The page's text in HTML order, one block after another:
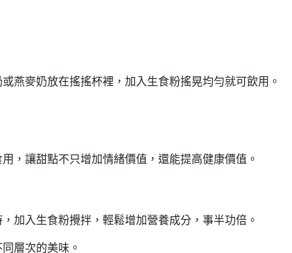
燕麥奶放在搖搖杯裡，加入生食粉搖晃均勻就可飲用。
，讓甜點不只增加情緒價值，還能提高健康價值。
加入生食粉攪拌，輕鬆增加營養成分，事半功倍。
層次的美味。